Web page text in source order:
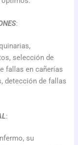
:
selección de
fallas en cañerías
detección de fallas
:
su